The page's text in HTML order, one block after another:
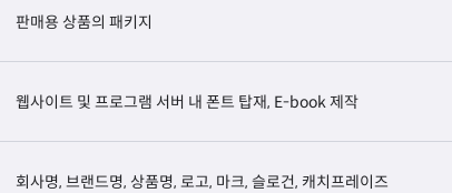
판매용 상품의 패키지
웹사이트 및 프로그램 서버 내 폰트 탑재, E-book 제작
회사명, 브랜드명, 상품명, 로고, 마크, 슬로건, 캐치프레이즈